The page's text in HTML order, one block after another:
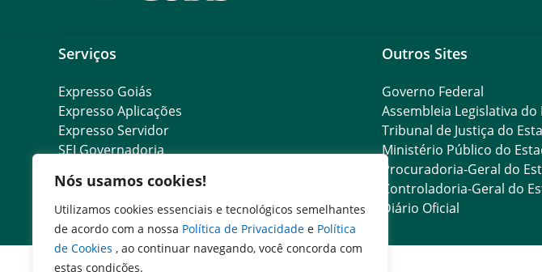
Nós usamos cookies!
Utilizamos cookies essenciais e tecnológicos semelhantes
de acordo com a nossa Política de Privacidade e Política
de Cookies , ao continuar navegando, você concorda com
estas condições.
Serviços
Expresso Goiás
Expresso Aplicações
Expresso Servidor
SEI Governadoria
Escola de Governo
Agenda de Autoridades
Outros Sites
Governo Federal
Assembleia Legislativa do
Tribunal de Justiça do
Ministério Público do
Procuradoria-Geral do
Controladoria-Geral do
Diário Oficial